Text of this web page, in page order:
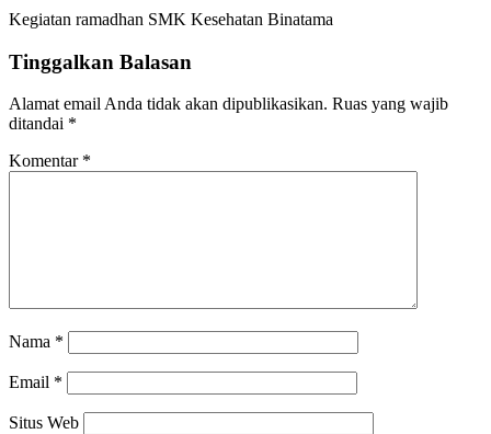
Kegiatan ramadhan SMK Kesehatan Binatama
Tinggalkan Balasan
Alamat email Anda tidak akan dipublikasikan. Ruas yang wajib
ditandai *
Komentar *
Nama *
Email *
Situs Web